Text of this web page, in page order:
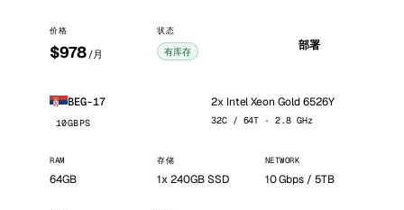
价格
$978 /月
状态
有库存 部署
BEG-17
10GBPS
2x Intel Xeon Gold 6526Y
32C / 64T · 2.8 GHz
RAM
64GB
存储
1x 240GB SSD
NETWORK
10 Gbps / 5TB